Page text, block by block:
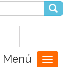
Menú
Toggle